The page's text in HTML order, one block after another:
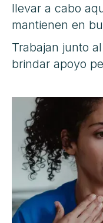
llevar a cabo
mantienen en
Trabajan junto
brindar apoyo